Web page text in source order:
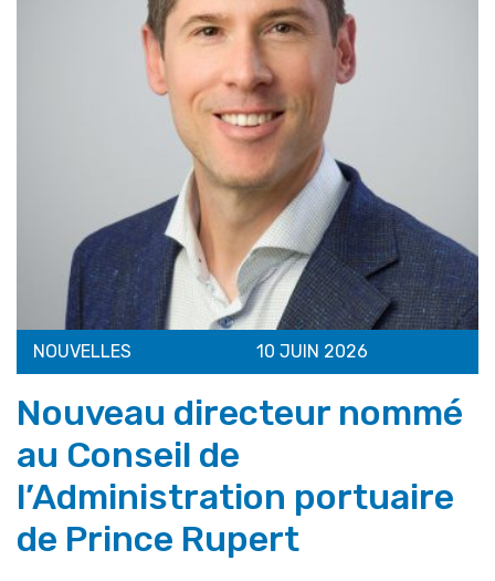
NOUVELLES 10 JUIN 2026
Nouveau directeur nommé
au Conseil de
l’Administration portuaire
de Prince Rupert